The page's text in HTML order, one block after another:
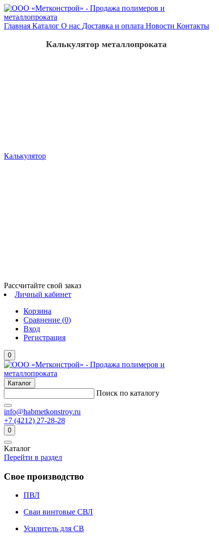
Главная Каталог О нас Доставка и оплата Новости Контакты
Калькулятор
Калькулятор металлопроката
Рассчитайте свой заказ
Личный кабинет
Корзина
Сравнение (0)
Вход
Регистрация
0
Каталог
Поиск по каталогу
info@habmetkonstroy.ru
+7 (4212) 27-28-28
0
Каталог
Перейти в раздел
Свое производство
ПВЛ
Сваи винтовые СВЛ
Усилитель для СВ